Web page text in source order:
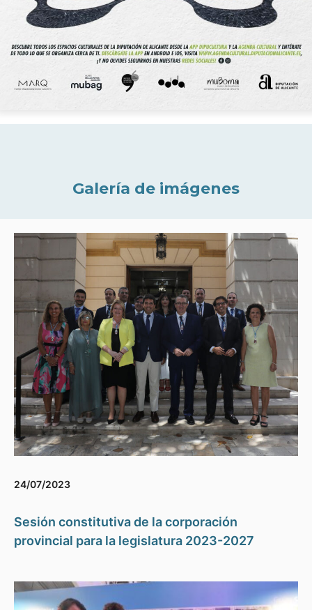
Galería de imágenes
24/07/2023
Sesión constitutiva de la corporación
provincial para la legislatura 2023-2027